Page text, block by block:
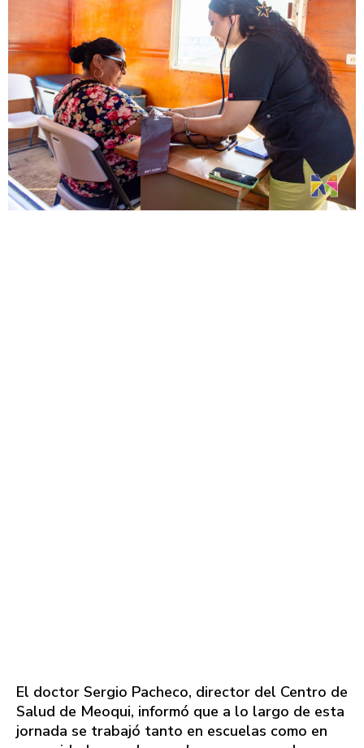
El doctor Sergio Pacheco, director del Centro de
Salud de Meoqui, informó que a lo largo de esta
jornada se trabajó tanto en escuelas como en